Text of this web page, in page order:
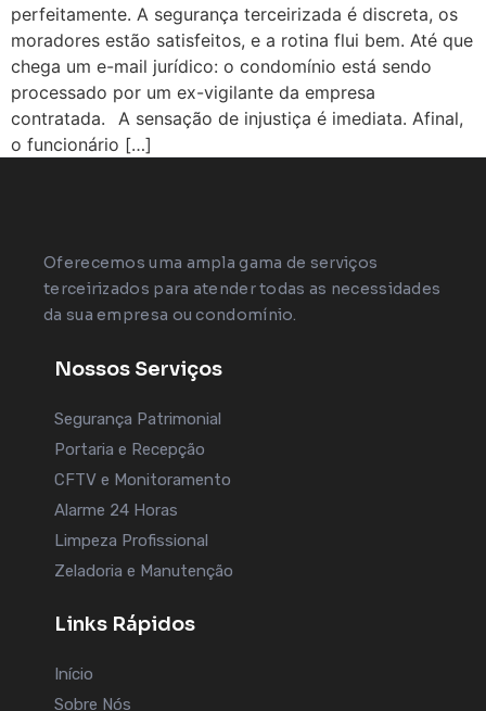
perfeitamente. A segurança terceirizada é discreta, os
moradores estão satisfeitos, e a rotina flui bem. Até que
chega um e-mail jurídico: o condomínio está sendo
processado por um ex-vigilante da empresa
contratada.⠀A sensação de injustiça é imediata. Afinal,
o funcionário […]
Oferecemos uma ampla gama de serviços
terceirizados para atender todas as necessidades
da sua empresa ou condomínio.
Nossos Serviços
Segurança Patrimonial
Portaria e Recepção
CFTV e Monitoramento
Alarme 24 Horas
Limpeza Profissional
Zeladoria e Manutenção
Links Rápidos
Início
Sobre Nós